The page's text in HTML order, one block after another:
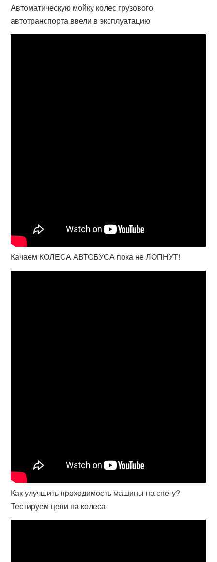
Автоматическую мойку колес грузового
автотранспорта ввели в эксплуатацию
Качаем КОЛЕСА АВТОБУСА пока не ЛОПНУТ!
Как улучшить проходимость машины на снегу?
Тестируем цепи на колеса